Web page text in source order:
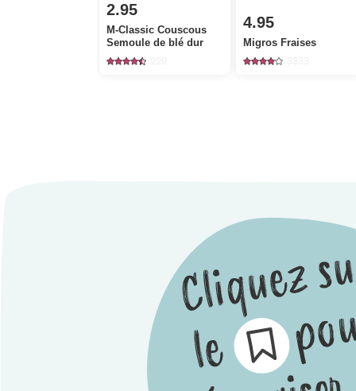
2.95
M-Classic Couscous
Semoule de blé dur
4.95
Migros Fraises